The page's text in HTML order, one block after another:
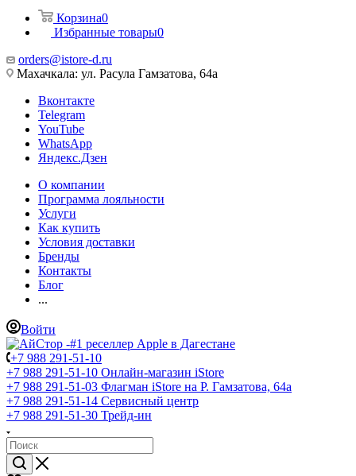
Корзина0
Избранные товары0
orders@istore-d.ru
Махачкала: ул. Расула Гамзатова, 64а
Вконтакте
Telegram
YouTube
WhatsApp
Яндекс.Дзен
О компании
Программа лояльности
Услуги
Как купить
Условия доставки
Бренды
Контакты
Блог
...
Войти
+7 988 291-51-10
+7 988 291-51-10 Онлайн-магазин iStore
+7 988 291-51-03 Флагман iStore на Р. Гамзатова, 64а
+7 988 291-51-14 Сервисный центр
+7 988 291-51-30 Трейд-ин